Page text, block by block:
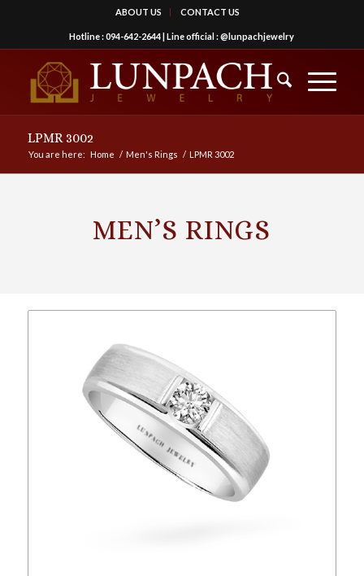
ABOUT US CONTACT US
Hotline :094-642-2644| Line official :@lunpachjewelry
LPMR 3002
You are here: Home / Men's Rings / LPMR 3002
MEN’S RINGS